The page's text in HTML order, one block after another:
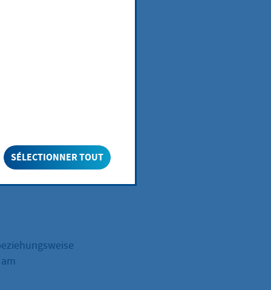
Umgang mit
SÉLECTIONNER TOUT